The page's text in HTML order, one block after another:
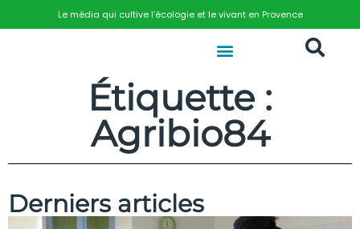
Le média qui cultive l’écologie et le vivant en Provence
Étiquette :
Agribio84
Derniers articles